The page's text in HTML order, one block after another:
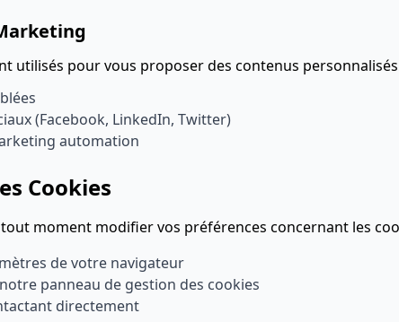
utilisés pour vous proposer des contenus
(Facebook, LinkedIn, Twitter)
automation
Cookies
moment modifier vos préférences concernant les
de votre navigateur
panneau de gestion des cookies
directement